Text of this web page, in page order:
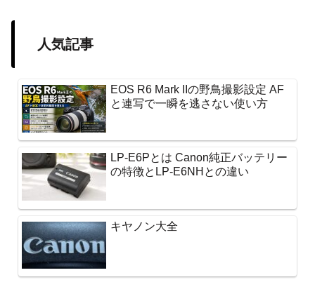
人気記事
EOS R6 Mark IIの野鳥撮影設定 AF
と連写で一瞬を逃さない使い方
LP-E6Pとは Canon純正バッテリー
の特徴とLP-E6NHとの違い
キヤノン大全